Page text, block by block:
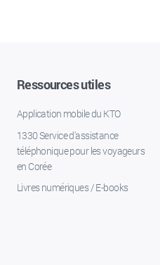
Ressources utiles
Application mobile du KTO
1330 Service d'assistance
téléphonique pour les voyageurs
en Corée
Livres numériques / E-books